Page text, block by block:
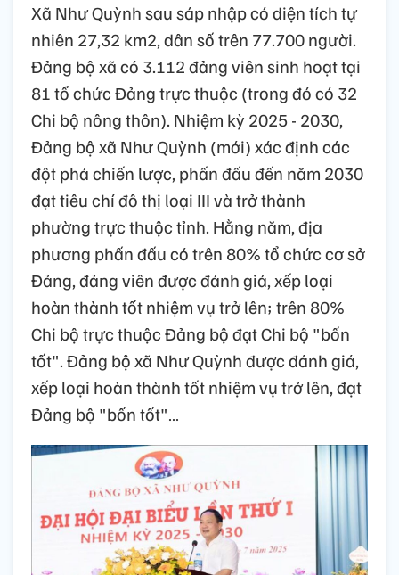
Xã Như Quỳnh sau sáp nhập có diện tích tự
nhiên 27,32 km2, dân số trên 77.700 người.
Đảng bộ xã có 3.112 đảng viên sinh hoạt tại
81 tổ chức Đảng trực thuộc (trong đó có 32
Chi bộ nông thôn). Nhiệm kỳ 2025 - 2030,
Đảng bộ xã Như Quỳnh (mới) xác định các
đột phá chiến lược, phấn đấu đến năm 2030
đạt tiêu chí đô thị loại III và trở thành
phường trực thuộc tỉnh. Hằng năm, địa
phương phấn đấu có trên 80% tổ chức cơ sở
Đảng, đảng viên được đánh giá, xếp loại
hoàn thành tốt nhiệm vụ trở lên; trên 80%
Chi bộ trực thuộc Đảng bộ đạt Chi bộ "bốn
tốt". Đảng bộ xã Như Quỳnh được đánh giá,
xếp loại hoàn thành tốt nhiệm vụ trở lên, đạt
Đảng bộ "bốn tốt"…